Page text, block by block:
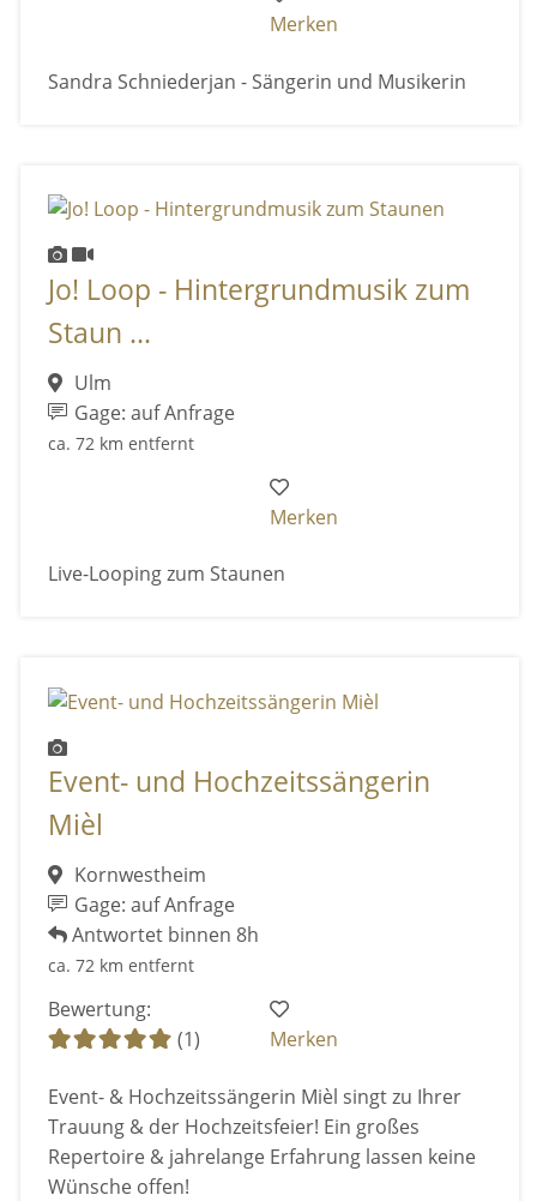
Merken
Sandra Schniederjan - Sängerin und Musikerin
Jo! Loop - Hintergrundmusik zum
Staun ...
Ulm
Gage: auf Anfrage
ca. 72 km entfernt
Merken
Live-Looping zum Staunen
Event- und Hochzeitssängerin
Mièl
Kornwestheim
Gage: auf Anfrage
Antwortet binnen 8h
ca. 72 km entfernt
Bewertung:
(1)
Merken
Event- & Hochzeitssängerin Mièl singt zu Ihrer
Trauung & der Hochzeitsfeier! Ein großes
Repertoire & jahrelange Erfahrung lassen keine
Wünsche offen!